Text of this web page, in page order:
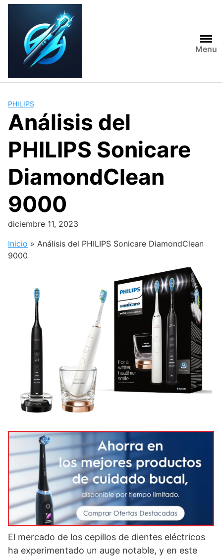
Skip
content
Menu
PHILIPS
Análisis del
PHILIPS Sonicare
DiamondClean
9000
diciembre 11, 2023
Inicio » Análisis del PHILIPS Sonicare DiamondClean
9000
El mercado de los cepillos de dientes eléctricos
ha experimentado un auge notable, y en este